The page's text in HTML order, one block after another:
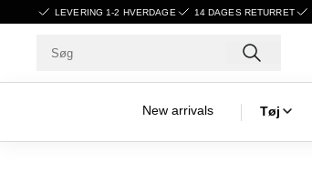
LEVERING 1-2 HVERDAGE 14 DAGES RETURRET
New arrivals Tøj